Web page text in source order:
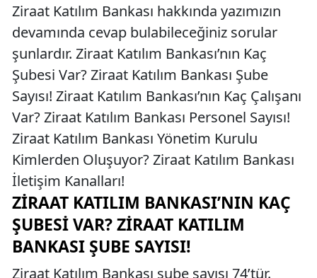
Ziraat Katılım Bankası hakkında yazımızın
devamında cevap bulabileceğiniz sorular
şunlardır. Ziraat Katılım Bankası’nın Kaç
Şubesi Var? Ziraat Katılım Bankası Şube
Sayısı! Ziraat Katılım Bankası’nın Kaç Çalışanı
Var? Ziraat Katılım Bankası Personel Sayısı!
Ziraat Katılım Bankası Yönetim Kurulu
Kimlerden Oluşuyor? Ziraat Katılım Bankası
İletişim Kanalları!
ZIRAAT KATILIM BANKASI’NIN KAÇ
ŞUBESI VAR? ZIRAAT KATILIM
BANKASI ŞUBE SAYISI!
Ziraat Katılım Bankası şube sayısı 74’tür.